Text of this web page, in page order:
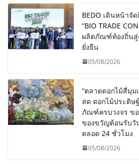
BEDO เดินหน้าจั
“BIO TRADE
ผลิตภัณฑ์ท้องถิ่นสู่
ยั่งยืน
05/08/2026
“ตลาดดอกไม้สี่มุม
สด ดอกไม้ประดิษ
ภัณฑ์ครบวงจร ข
ของขวัญต้อนรับวั
ตลอด 24 ชั่วโมง
05/08/2026